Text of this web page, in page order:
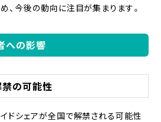
、今後の動向に注目が集まります。
への影響
禁の可能性
ドシェアが全国で解禁される可能性